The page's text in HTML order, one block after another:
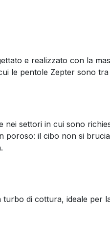
e realizzato con la
le pentole Zepter sono
nei settori in cui sono
poroso: il cibo non si
di cottura, ideale per